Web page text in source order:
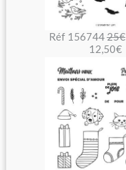
Réf 15674425€
12,50€